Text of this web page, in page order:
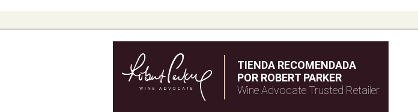
TIENDA RECOMENDADA
POR ROBERT PARKER
Wine Advocate Trusted Retailer